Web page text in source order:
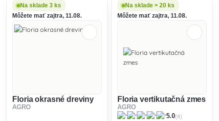
tak počet škodcov pod
prahom škodlivosti.
Na sklade 3 ks
Môžete mať zajtra, 11.08.
Floria okrasné dreviny
AGRO
Na sklade > 20 ks
Môžete mať zajtra, 11.08.
Floria vertikutačná zmes
AGRO
5.0(4)